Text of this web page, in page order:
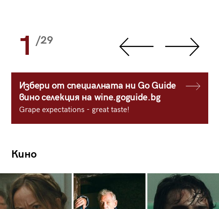
1 /29
Избери от специалната ни Go Guide
вино селекция на wine.goguide.bg
Grape expectations - great taste!
Кино